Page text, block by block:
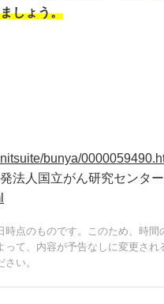
しょう。
bunya/
法人国立がん研究センター
点のものです。このため、時間
て、内容が予告なしに変更され
い。